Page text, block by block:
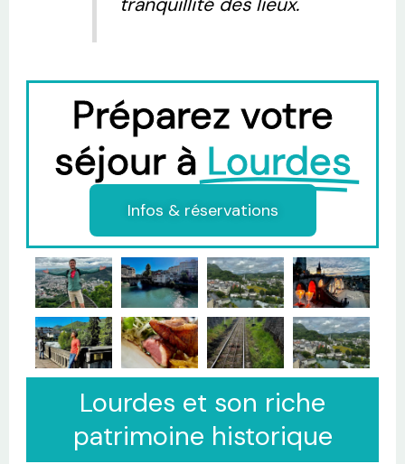
Préparez votre
séjour à Lourdes
Infos & réservations
Lourdes et son riche
patrimoine historique